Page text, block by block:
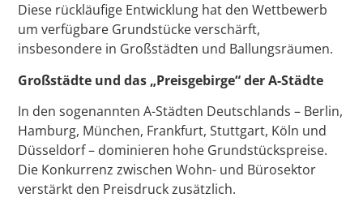
Diese rückläufige Entwicklung hat den Wettbewerb
um verfügbare Grundstücke verschärft,
insbesondere in Großstädten und Ballungsräumen.
Großstädte und das „Preisgebirge“ der A-Städte
In den sogenannten A-Städten Deutschlands – Berlin,
Hamburg, München, Frankfurt, Stuttgart, Köln und
Düsseldorf – dominieren hohe Grundstückspreise.
Die Konkurrenz zwischen Wohn- und Bürosektor
verstärkt den Preisdruck zusätzlich.